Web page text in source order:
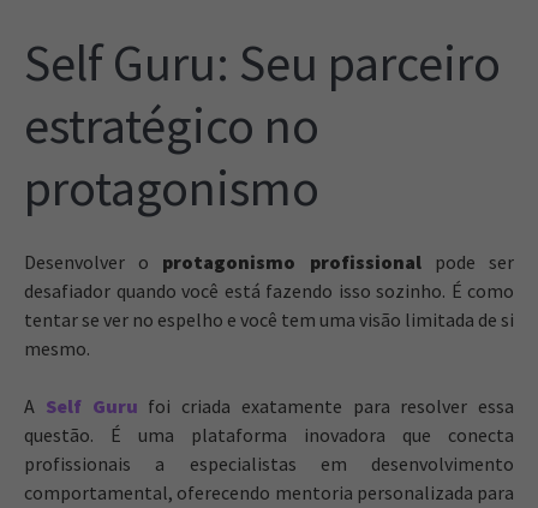
Self Guru: Seu parceiro
estratégico no
protagonismo
Desenvolver o protagonismo profissionalpode ser
desafiador quando você está fazendo isso sozinho. É como
tentar se ver no espelho e você tem uma visão limitada de si
mesmo.
A Self Guru foi criada exatamente para resolver essa
questão. É uma plataforma inovadora que conecta
profissionais a especialistas em desenvolvimento
comportamental, oferecendo mentoria personalizada para